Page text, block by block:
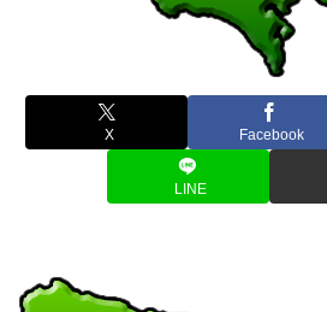
X Facebook
LINE